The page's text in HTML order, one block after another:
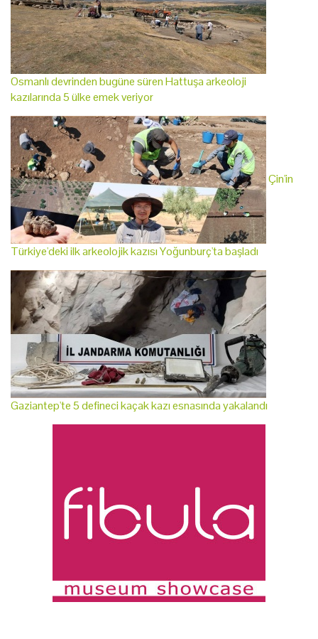
Osmanlı devrinden bugüne süren Hattuşa arkeoloji
kazılarında 5 ülke emek veriyor
Çin'in
Türkiye'deki ilk arkeolojik kazısı Yoğunburç'ta başladı
Gaziantep'te 5 defineci kaçak kazı esnasında yakalandı